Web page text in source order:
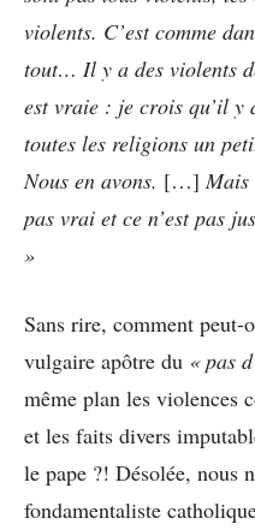
violents. C’est comme
tout… Il y a des violents
est vraie : je crois qu’il y
toutes les religions un
Nous en avons. […] Mais
pas vrai et ce n’est pas
»
Sans rire, comment peut-
vulgaire apôtre du « pas
même plan les violences
et les faits divers
le pape ?! Désolée, nous
fondamentaliste